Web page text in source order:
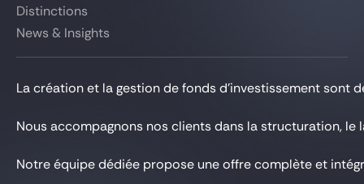
Notre cabinet
Gide Pro Bono et RSE
Blog Real Estate
Distinctions
News & Insights
La création et la gestion de fonds d’investissement sont
Nous accompagnons nos clients dans la structuration,
Notre équipe dédiée propose une offre complète et